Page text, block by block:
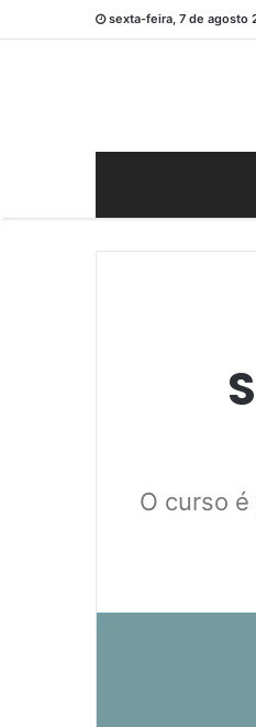
sexta-feira, 7 de agosto
O curso